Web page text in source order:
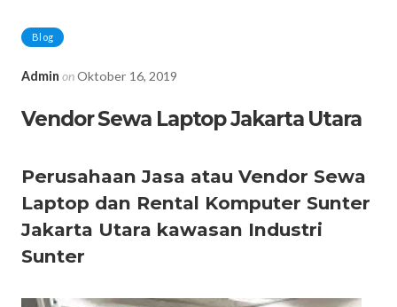
Blog
Admin onOktober 16, 2019
Vendor Sewa Laptop Jakarta Utara
Perusahaan Jasa atau Vendor Sewa
Laptop dan Rental Komputer Sunter
Jakarta Utara kawasan Industri
Sunter